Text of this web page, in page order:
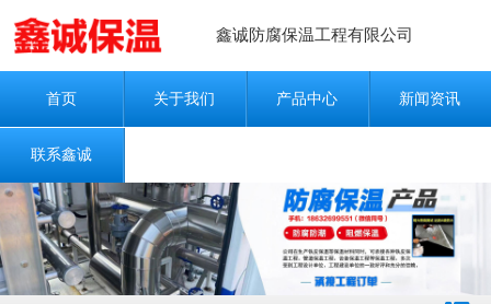
鑫诚防腐保温工程有限公司
首页 关于我们 产品中心 新闻资讯
联系鑫诚